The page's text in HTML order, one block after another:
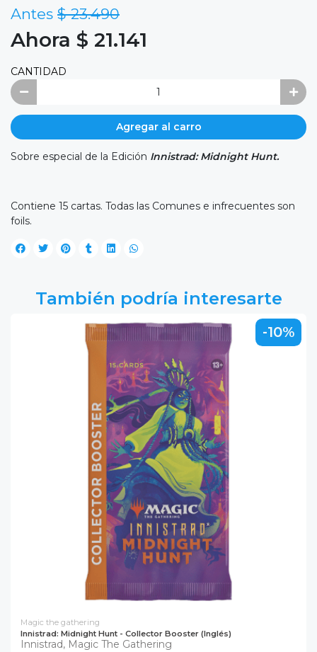
Antes $ 23.490
Ahora $ 21.141
CANTIDAD
Agregar al carro
Sobre especial de la Edición Innistrad: Midnight Hunt.
Contiene 15 cartas. Todas las Comunes e infrecuentes son
foils.
También podría interesarte
-10%
Magic the gathering
Innistrad: Midnight Hunt - Collector Booster (Inglés)
Innistrad, Magic The Gathering